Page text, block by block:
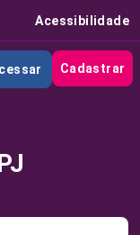
Acessibilidade
Cadastrar